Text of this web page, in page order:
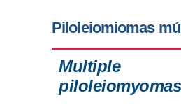
Piloleiomiomas
Multiple